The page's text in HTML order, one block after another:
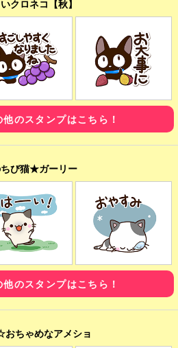
クロネコ【秋】
のスタンプはこちら！
ちび猫★ガーリー
のスタンプはこちら！
ちゃめなアメショ